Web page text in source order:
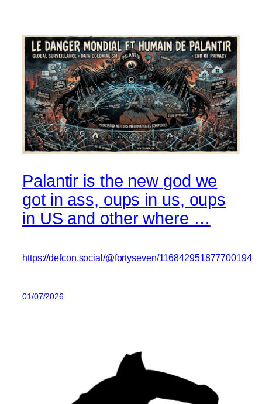
Palantir is the new god we
got in ass, oups in us, oups
in US and other where …
https://defcon.social/@fortyseven/116842951877700194
01/07/2026